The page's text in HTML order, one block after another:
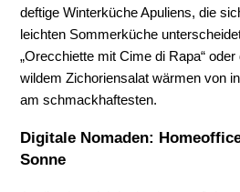
deftige Winterküche Apuliens, die
leichten Sommerküche
„Orecchiette mit Cime di Rapa“
wildem Zichoriensalat wärmen von
am schmackhaftesten.
Digitale Nomaden:
Sonne